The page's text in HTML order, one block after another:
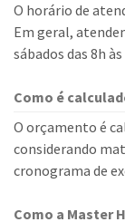
O horário de
Em geral,
sábados das 8h às
Como é
O orçamento é
considerando
cronograma de
Como a Master